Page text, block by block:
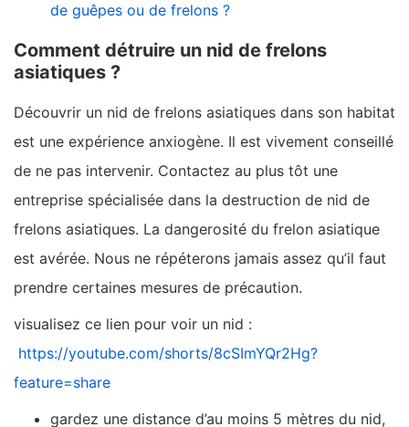
de guêpes ou de frelons ?
Comment détruire un nid de frelons
asiatiques ?
Découvrir un nid de frelons asiatiques dans son habitat
est une expérience anxiogène. Il est vivement conseillé
de ne pas intervenir. Contactez au plus tôt une
entreprise spécialisée dans la destruction de nid de
frelons asiatiques. La dangerosité du frelon asiatique
est avérée. Nous ne répéterons jamais assez qu’il faut
prendre certaines mesures de précaution.
visualisez ce lien pour voir un nid :
https://youtube.com/shorts/8cSImYQr2Hg?
feature=share
gardez une distance d’au moins 5 mètres du nid,